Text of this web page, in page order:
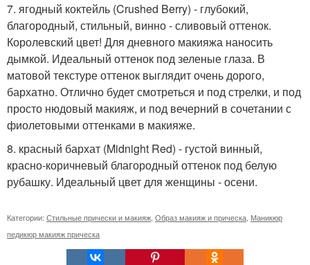
7. ягодный коктейль (Crushed Berry) - глубокий,
благородный, стильный, винно - сливовый оттенок.
Королевский цвет! Для дневного макияжа наносить
дымкой. Идеальный оттенок под зеленые глаза. В
матовой текстуре оттенок выглядит очень дорого,
бархатно. Отлично будет смотреться и под стрелки, и под
просто нюдовый макияж, и под вечерний в сочетании с
фиолетовыми оттенками в макияже.
8. красный бархат (Midnight Red) - густой винный,
красно-коричневый благородный оттенок под белую
рубашку. Идеальный цвет для женщины - осени.
Категории: Стильные прически и макияж Образ макияж и прическа Маникюр
педикюр макияж прическа